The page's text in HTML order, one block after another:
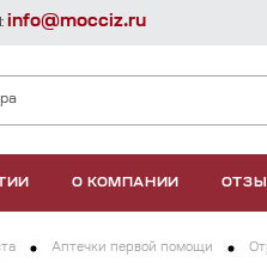
О КОМПАНИИ
info@mocciz.ru
Аптечки первой помощи